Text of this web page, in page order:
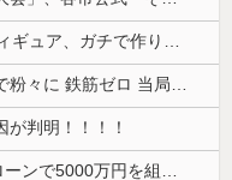
が判明！！！！